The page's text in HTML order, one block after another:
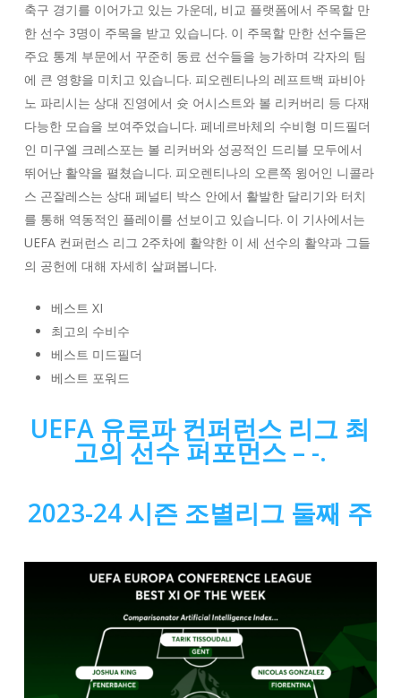
축구 경기를 이어가고 있는 가운데, 비교 플랫폼에서 주목할 만
한 선수 3명이 주목을 받고 있습니다. 이 주목할 만한 선수들은
주요 통계 부문에서 꾸준히 동료 선수들을 능가하며 각자의 팀
에 큰 영향을 미치고 있습니다. 피오렌티나의 레프트백 파비아
노 파리시는 상대 진영에서 슛 어시스트와 볼 리커버리 등 다재
다능한 모습을 보여주었습니다. 페네르바체의 수비형 미드필더
인 미구엘 크레스포는 볼 리커버와 성공적인 드리블 모두에서
뛰어난 활약을 펼쳤습니다. 피오렌티나의 오른쪽 윙어인 니콜라
스 곤잘레스는 상대 페널티 박스 안에서 활발한 달리기와 터치
를 통해 역동적인 플레이를 선보이고 있습니다. 이 기사에서는
UEFA 컨퍼런스 리그 2주차에 활약한 이 세 선수의 활약과 그들
의 공헌에 대해 자세히 살펴봅니다.
베스트 XI
최고의 수비수
베스트 미드필더
베스트 포워드
UEFA 유로파 컨퍼런스 리그 최
고의 선수 퍼포먼스 – -.
2023-24 시즌 조별리그 둘째 주